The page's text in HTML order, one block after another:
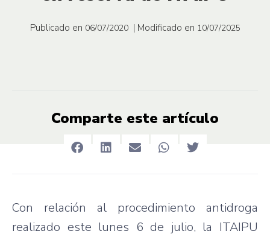
Publicado en 06/07/2020 | Modificado en 10/07/2025
Comparte este artículo
Con relación al procedimiento antidroga
realizado este lunes 6 de julio, la ITAIPU